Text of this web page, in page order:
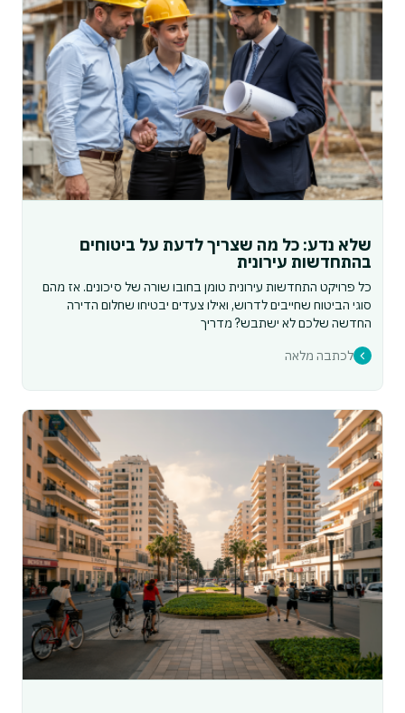
שלא נדע: כל מה שצריך לדעת על ביטוחים
בהתחדשות עירונית
כל פרויקט התחדשות עירונית טומן בחובו שורה של סיכונים. אז מהם
סוגי הביטוח שחייבים לדרוש, ואילו צעדים יבטיחו שחלום הדירה
החדשה שלכם לא ישתבש? מדריך
לכתבה מלאה